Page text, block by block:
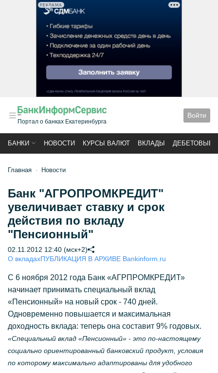
РЕКЛАМА
Портал о банках Екатеринбурга
Войти
БАНКИ НОВОСТИ КУРСЫ ВАЛЮТ ВКЛАДЫ ДЕБЕТОВЫЕ
Главная Новости
Банк "АГРОПРОМКРЕДИТ"
увеличивает ставку и срок
действия по вкладу
"Пенсионный"
02.11.2012 12:40 (мск+2)
О вкладахПУБЛИКАЦИЯ В АРХИВЕ Bankinform.ru
С 6 ноября 2012 года Банк «АГРПРОМКРЕДИТ»
начинает принимать специальный вклад
«Пенсионный» на новый срок - 740 дней.
Одновременно повышается и максимальная
доходность вклада: теперь она составит 9% годовых.
«Специальный вклад «Пенсионный» - это по-настоящему
социально ориентированный банковский продукт, условия
по которому максимально адаптированы для удобного